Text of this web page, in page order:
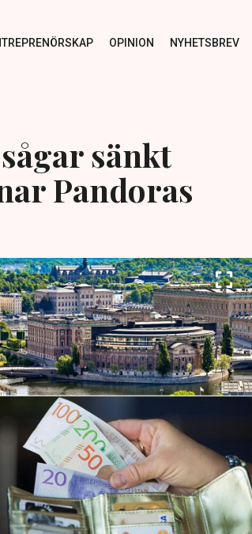
OPINION NYHETSBREV
sänkt
Pandoras